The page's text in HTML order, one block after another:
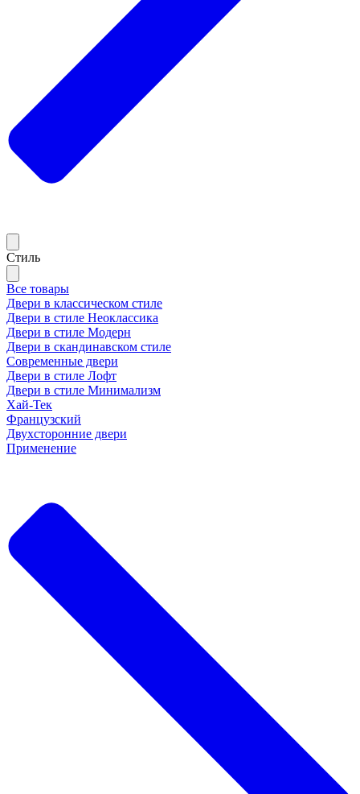
Стиль
Все товары
Двери в классическом стиле
Двери в стиле Неоклассика
Двери в стиле Модерн
Двери в скандинавском стиле
Современные двери
Двери в стиле Лофт
Двери в стиле Минимализм
Хай-Тек
Французский
Двухсторонние двери
Применение